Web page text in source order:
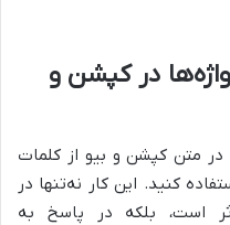
در کپشن و
در متن کپشن و بیو از کلمات
کنید. این کار نه‌تنها در
است، بلکه در پاسخ به